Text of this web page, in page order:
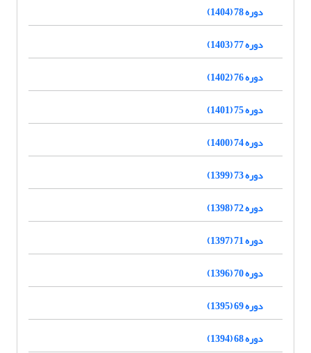
دوره 78 (1404)
دوره 77 (1403)
دوره 76 (1402)
دوره 75 (1401)
دوره 74 (1400)
دوره 73 (1399)
دوره 72 (1398)
دوره 71 (1397)
دوره 70 (1396)
دوره 69 (1395)
دوره 68 (1394)